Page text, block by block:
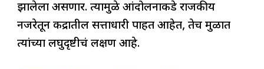
झालेला असणार. त्यामुळे आंदोलनाकडे राजकीय
नजरेतून केंद्रातील सत्ताधारी पाहत आहेत, तेच मुळात
त्यांच्या लघुदृष्टीचं लक्षण आहे.